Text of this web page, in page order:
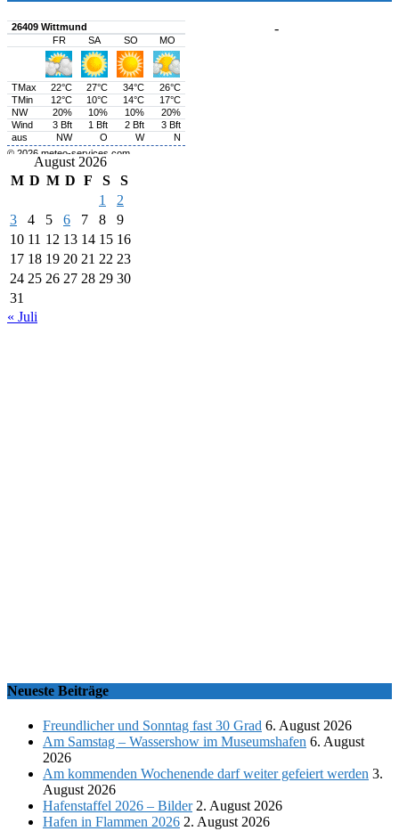
-
August 2026
M D M D F S
S
1
2
3
4 5 6 7 8
9
10 11 12 13 14 15 16
17 18 19 20 21 22 23
24 25 26 27 28 29 30
31
« Juli
Neueste Beiträge
Freundlicher und Sonntag fast 30 Grad 6. August 2026
Am Samstag – Wassershow im Museumshafen 6. August
2026
Am kommenden Wochenende darf weiter gefeiert werden 3.
August 2026
Hafenstaffel 2026 – Bilder 2. August 2026
Hafen in Flammen 2026 2. August 2026